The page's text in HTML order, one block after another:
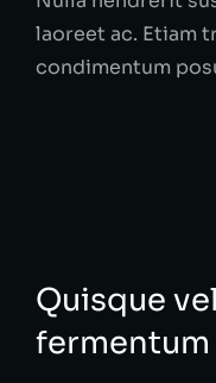
laoreet ac. Etiam
condimentum
Quisque